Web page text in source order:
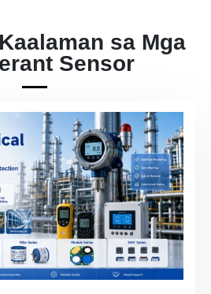
sa Mga
Sensor
sa
-